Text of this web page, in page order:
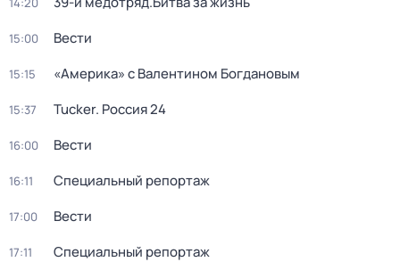
15:00 Вести
15:15 «Америка» с Валентином Богдановым
15:37 Tucker. Россия 24
16:00 Вести
16:11 Специальный репортаж
17:00 Вести
17:11 Специальный репортаж